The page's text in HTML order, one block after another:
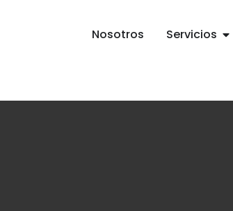
Nosotros Servicios